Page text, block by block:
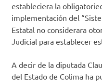
estableciera la
implementación del
Estatal no considerara
Judicial para establecer
A decir de la diputada
del Estado de Colima ha